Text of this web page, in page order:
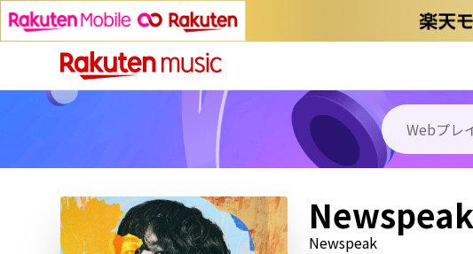
Newspeak
Newspeak